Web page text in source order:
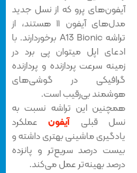
آیفون‌های پرو که از نسل جدید
مدل‌های آیفون ۱۱ هستند، از
تراشه A13 Bionic برخوردارند.
با
ادعای اپل میتوان پی برد در
زمینه سرعت پردازنده و پردازنده
گرافیکی در گوشی‌های
هوشمند بی‌رقیب است.
همچنین این تراشه نسبت به
نسل قبلیآیفونعملکرد
یادگیری ماشینی بهتری داشته و
بیست درصد سریع‌تر و پانزده
درصد بهینه‌تر عمل می‌کند.